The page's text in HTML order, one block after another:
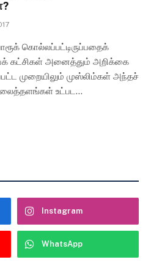
கொல்லப்பட்டிருப்பதைக்
கட்சிகள் அனைத்தும் அறிக்கை
முறையிலும் முஸ்லிம்கள் அந்தச்
உட்பட…
Instagram
WhatsApp